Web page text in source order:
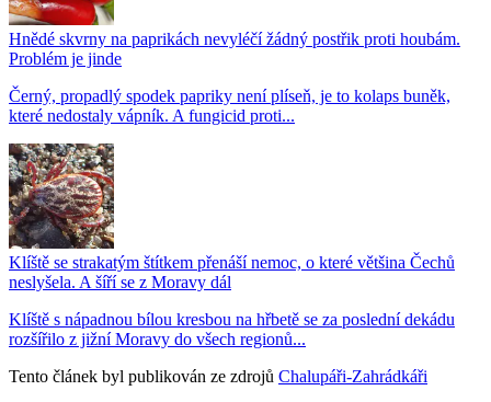
Hnědé skvrny na paprikách nevyléčí žádný postřik proti houbám.
Problém je jinde
Černý, propadlý spodek papriky není plíseň, je to kolaps buněk,
které nedostaly vápník. A fungicid proti...
Klíště se strakatým štítkem přenáší nemoc, o které většina Čechů
neslyšela. A šíří se z Moravy dál
Klíště s nápadnou bílou kresbou na hřbetě se za poslední dekádu
rozšířilo z jižní Moravy do všech regionů...
Tento článek byl publikován ze zdrojů Chalupáři-Zahrádkáři